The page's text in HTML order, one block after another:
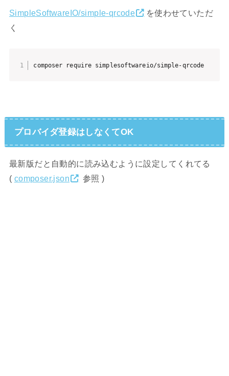
SimpleSoftwareIO/simple-qrcode
を使わせていただ
く
composer require simplesoftwareio/simple-qrcode
プロバイダ登録はしなくてOK
最新版だと自動的に読み込むように設定してくれてる
( composer.json 参照 )